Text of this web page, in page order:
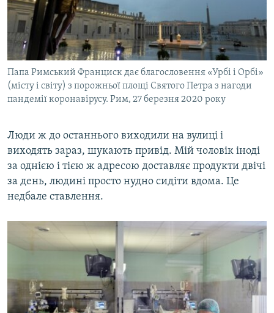
Папа Римський Франциск дає благословення «Урбі і Орбі»
(місту і світу) з порожньої площі Святого Петра з нагоди
пандемії коронавірусу. Рим, 27 березня 2020 року
Люди ж до останнього виходили на вулиці і
виходять зараз, шукають привід. Мій чоловік іноді
за однією і тією ж адресою доставляє продукти двічі
за день, людині просто нудно сидіти вдома. Це
недбале ставлення.